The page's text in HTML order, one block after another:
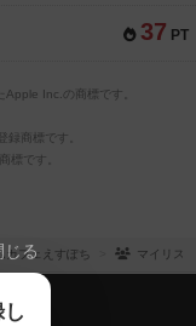
37 PT
Inc.の商標です。
商標です。
標です。
カフェえすぽち マイリスト
じる